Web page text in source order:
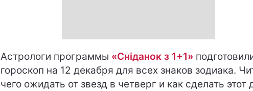
Астрологи программы «Сніданок з 1+1»
гороскоп на 12 декабря для всех знаков зодиака.
чего ожидать от звезд в четверг и как сделать этот